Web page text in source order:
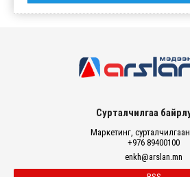
Сурталчилгаа
Маркетинг,
+976 89400100
enkh@arslan.mn